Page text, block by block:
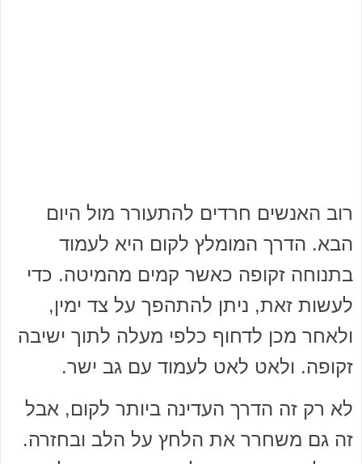
רוב האנשים חרדים להתעורר מול היום
הבא. הדרך המומלץ לקום היא לעמוד
בתנוחה זקופה כאשר קמים מהמיטה. כדי
לעשות זאת, ניתן להתהפך על צד ימין,
ולאחר מכן לדחוף כלפי מעלה לתוך ישיבה
זקופה. ולאט לאט לעמוד עם גב ישר.
לא רק זה הדרך העדינה ביותר לקום, אבל
זה גם משחרר את הלחץ על הלב ובחזרה.